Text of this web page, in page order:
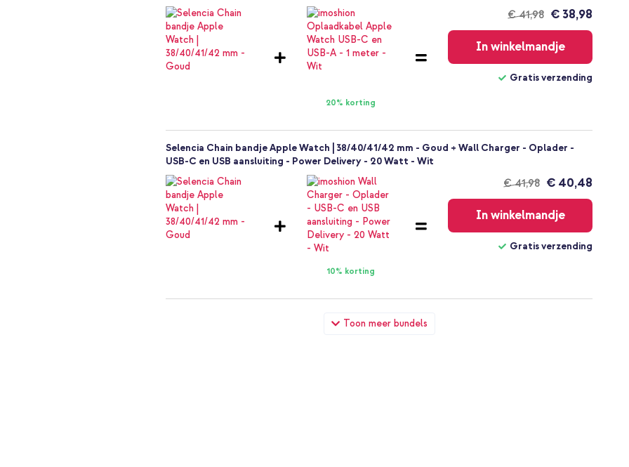
Toon meer bundels
20% korting
€ 41,98
Gratis
verzending
€ 38,98
In winkelmandje
Gratis verzending
Selencia Chain bandje Apple Watch | 38/40/41/42 mm - Goud + Wall Charger - Oplader -
USB-C en USB aansluiting - Power Delivery - 20 Watt - Wit
10% korting
€ 41,98
verzending
€ 40,48
In winkelmandje
Gratis verzending
Selencia Chain bandje Apple Watch | 38/40/41/42 mm - Goud + Full Cover Shiny Hardcase
Apple Watch 4 / 5 / 6 / SE - 40 mm - Goud